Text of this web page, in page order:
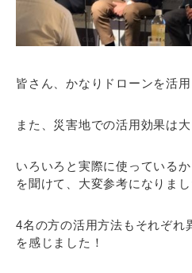
皆さん、かなりドローンを活
また、災害地での活用効果は
いろいろと実際に使っている
を聞けて、大変参考になりまし
4名の方の活用方法もそれぞれ
を感じました！